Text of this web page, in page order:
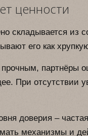
ценности
складывается из
его как
партнёры
При отсутствии
доверия –
механизмы и